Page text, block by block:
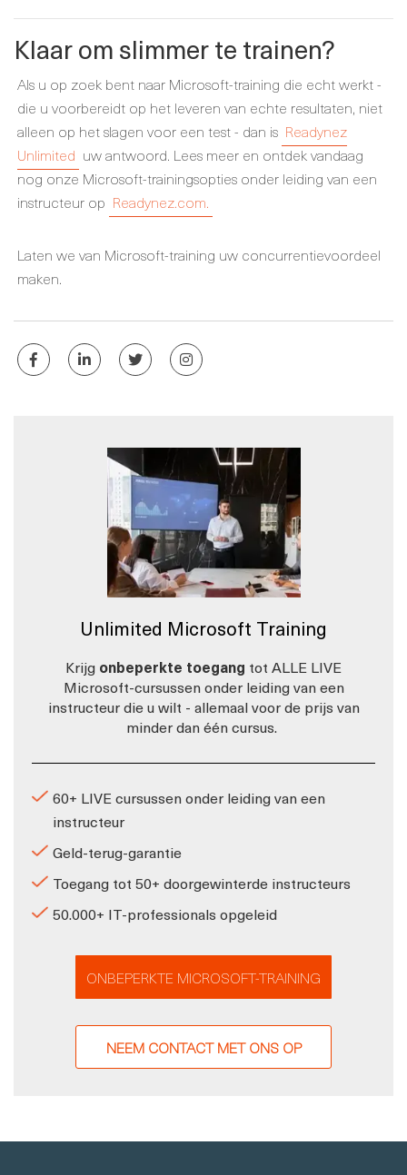
Klaar om slimmer te trainen?
Als u op zoek bent naar Microsoft-training die echt werkt -
die u voorbereidt op het leveren van echte resultaten, niet
alleen op het slagen voor een test - dan is Readynez
Unlimited uw antwoord. Lees meer en ontdek vandaag
nog onze Microsoft-trainingsopties onder leiding van een
instructeur op Readynez.com.
Laten we van Microsoft-training uw concurrentievoordeel
maken.
Unlimited Microsoft Training
Krijg onbeperkte toegang tot ALLE LIVE
Microsoft-cursussen onder leiding van een
instructeur die u wilt - allemaal voor de prijs van
minder dan één cursus.
60+ LIVE cursussen onder leiding van een
instructeur
Geld-terug-garantie
Toegang tot 50+ doorgewinterde instructeurs
50.000+ IT-professionals opgeleid
ONBEPERKTE MICROSOFT-TRAINING
NEEM CONTACT MET ONS OP